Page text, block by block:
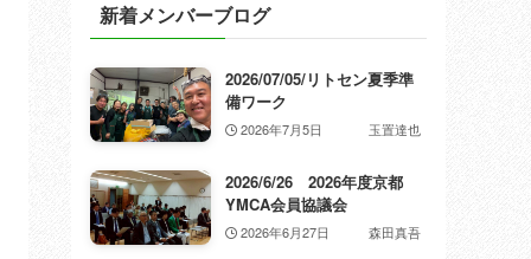
新着メンバーブログ
2026/07/05/リトセン夏季準
備ワーク
2026年7月5日 玉置達也
2026/6/26 2026年度京都
YMCA会員協議会
2026年6月27日 森田真吾